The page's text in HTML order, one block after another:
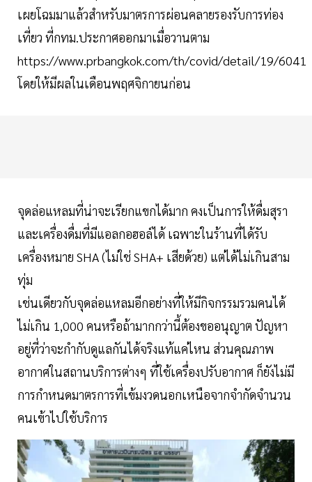
เผยโฉมมาแล้วสำหรับมาตรการผ่อนคลายรองรับการท่อง
เที่ยว ที่กทม.ประกาศออกมาเมื่อวานตาม
https://www.prbangkok.com/th/covid/detail/19/6041
โดยให้มีผลในเดือนพฤศจิกายนก่อน
จุดล่อแหลมที่น่าจะเรียกแขกได้มาก คงเป็นการให้ดื่มสุรา
และเครื่องดื่มที่มีแอลกอฮอล์ได้ เฉพาะในร้านที่ได้รับ
เครื่องหมาย SHA (ไม่ใช่ SHA+ เสียด้วย) แต่ได้ไม่เกินสาม
ทุ่ม
เช่นเดียวกับจุดล่อแหลมอีกอย่างที่ให้มีกิจกรรมรวมคนได้
ไม่เกิน 1,000 คนหรือถ้ามากกว่านี้ต้องขออนุญาต ปัญหา
อยู่ที่ว่าจะกำกับดูแลกันได้จริงแท้แค่ไหน ส่วนคุณภาพ
อากาศในสถานบริการต่างๆ ที่ใช้เครื่องปรับอากาศ ก็ยังไม่มี
การกำหนดมาตรการที่เข้มงวดนอกเหนือจากจำกัดจำนวน
คนเข้าไปใช้บริการ